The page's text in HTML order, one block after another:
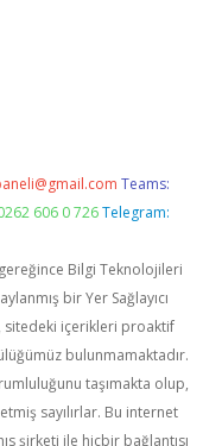
Teams:
606 0 726 Telegram:
gereğince Bilgi Teknolojileri
bir Yer Sağlayıcı
sitedeki içerikleri proaktif
bulunmamaktadır.
taşımakta olup,
sayılırlar. Bu internet
şirketi ile hiçbir bağlantısı